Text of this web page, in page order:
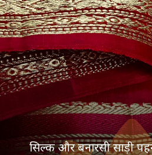
सिल्क और बनारसी साड़ी